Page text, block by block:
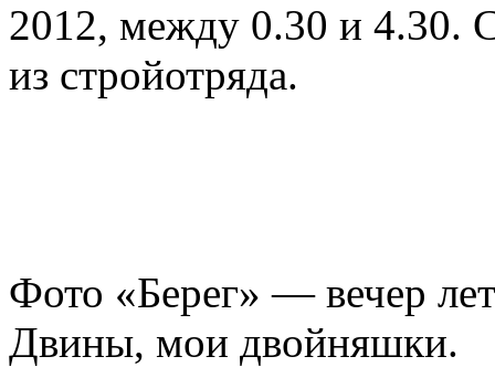
2012, между 0.30 и 4.30.
из стройотряда.
Фото «Берег» ― вечер
Двины, мои двойняшки.